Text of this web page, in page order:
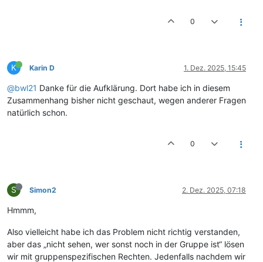
0
K Karin D 1. Dez. 2025, 15:45
@bwl21 Danke für die Aufklärung. Dort habe ich in diesem
Zusammenhang bisher nicht geschaut, wegen anderer Fragen
natürlich schon.
0
S Simon2 2. Dez. 2025, 07:18
Hmmm,
Also vielleicht habe ich das Problem nicht richtig verstanden,
aber das „nicht sehen, wer sonst noch in der Gruppe ist“ lösen
wir mit gruppenspezifischen Rechten. Jedenfalls nachdem wir